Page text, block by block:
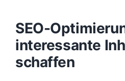
Konzept
Design
SEO-
interessante
schaffen